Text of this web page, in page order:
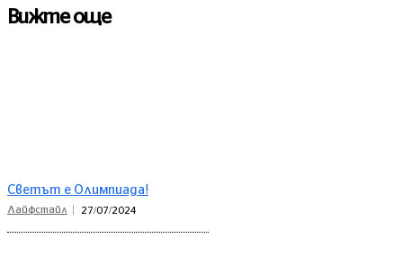
Вижте още
Светът е Олимпиада!
Лайфстайл 27/07/2024